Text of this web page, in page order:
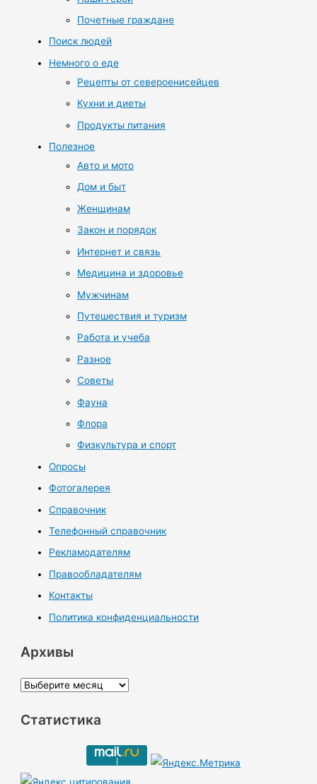
Почетные граждане
Поиск людей
Немного о еде
Рецепты от североенисейцев
Кухни и диеты
Продукты питания
Полезное
Авто и мото
Дом и быт
Женщинам
Закон и порядок
Интернет и связь
Медицина и здоровье
Мужчинам
Путешествия и туризм
Работа и учеба
Разное
Советы
Фауна
Флора
Физкультура и спорт
Опросы
Фотогалерея
Справочник
Телефонный справочник
Рекламодателям
Правообладателям
Контакты
Политика конфиденциальности
Архивы
А
х
ы
Статистика